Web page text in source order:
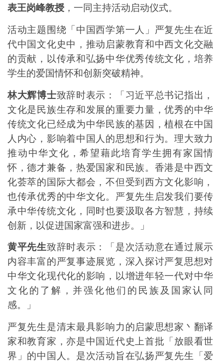
表王岗峰教授 ，一同主持活动启动仪式。
活动主题围绕「中国西学第一人」严复先生在近
代中国文化史中，推动启蒙教育和中西文化交融
的贡献，以传承和弘扬中华优秀传统文化，培养
学生的爱国情怀和创新突破精神。
林大辉博士致辞时表示：「习近平总书记指出，
文化是民族生存和发展的重要力量，优秀的中华
传统文化已经成为中华民族的基因，植根在中国
人内心，影响着中国人的思想和行为。理大致力
推动中华文化，希望藉此培育学生拥有家国情
怀，德才兼备，热爱国家和民族。香港是中西文
化荟萃的国际大都会，不但受到西方文化影响，
也传承优秀的中华文化。严复先生启发我们要传
承中华传统文化，同时也要汲取各方智慧，持续
创新，以促进国家富强和进步。」
黄平先生致辞时表示：「是次活动意在通过展示
内容丰富的严复事迹展览，深入探讨严复思想对
中华文化现代化的影响，以增进年轻一代对中华
文化的了解，并强化他们的民族及国家认同
感。
」
严复先生是清末最具影响力的启蒙思想家丶翻译
家和教育家，亦是中国近代史上首批「放眼看世
界」的中国人。是次活动旨在弘扬严复先生「爱